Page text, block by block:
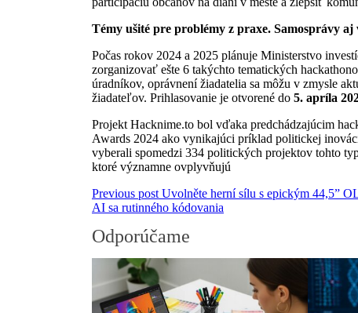
Témy ušité pre problémy z praxe. Samosprávy
Počas rokov 2024 a 2025 plánuje Ministerstvo
zorganizovať ešte 6 takýchto tematických
úradníkov, oprávnení žiadatelia sa môžu v zmysle
žiadateľov. Prihlasovanie je otvorené do 5. apríla
Projekt Hacknime.to bol vďaka predchádzajúcim
Awards 2024 ako vynikajúci príklad politickej
vyberali spomedzi 334 politických projektov tohto
ktoré významne ovplyvňujú
Previous post Uvolněte herní sílu s epickým 44,5”
AI sa rutinného kódovania
Odporúčame